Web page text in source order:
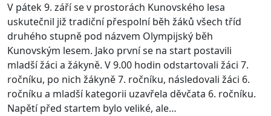
V pátek 9. září se v prostorách Kunovského lesa
uskutečnil již tradiční přespolní běh žáků všech tříd
druhého stupně pod názvem Olympijský běh
Kunovským lesem. Jako první se na start postavili
mladší žáci a žákyně. V 9.00 hodin odstartovali žáci 7.
ročníku, po nich žákyně 7. ročníku, následovali žáci 6.
ročníku a mladší kategorii uzavřela děvčata 6. ročníku.
Napětí před startem bylo veliké, ale…